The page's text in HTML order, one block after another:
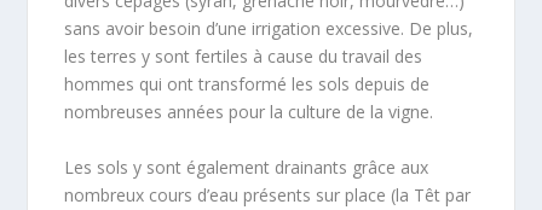
sans avoir besoin d’une irrigation excessive. De plus,
les terres y sont fertiles à cause du travail des
hommes qui ont transformé les sols depuis de
nombreuses années pour la culture de la vigne.
Les sols y sont également drainants grâce aux
nombreux cours d’eau présents sur place (la Têt par